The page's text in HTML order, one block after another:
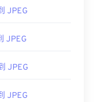
例如 Microsoft
JPEG
JPEG
JPEG
JPEG